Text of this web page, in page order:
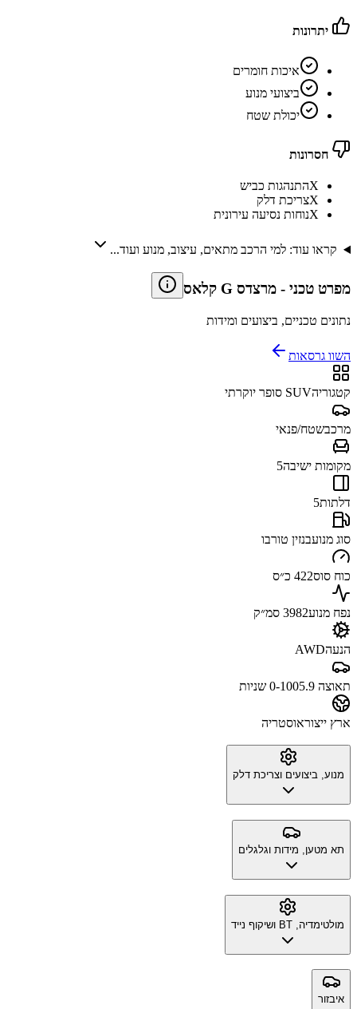
יתרונות
איכות חומרים
ביצועי מנוע
יכולת שטח
חסרונות
Xהתנהגות כביש
Xצריכת דלק
Xנוחות נסיעה עירונית
קראו עוד: למי הרכב מתאים, עיצוב, מנוע ועוד...
מפרט טכני - מרצדס G קלאס
נתונים טכניים, ביצועים ומידות
השוו גרסאות
קטגוריהSUV סופר יוקרתי
מרכבשטח/פנאי
מקומות ישיבה5
דלתות5
סוג מנועבנזין טורבו
כוח סוס422 כ״ס
נפח מנוע3982 סמ״ק
הנעהAWD
תאוצה 0-100 5.9 שניות
ארץ ייצוראוסטריה
מנוע, ביצועים וצריכת דלק
תא מטען, מידות וגלגלים
מולטימדיה, BT ושיקוף נייד
איבזור